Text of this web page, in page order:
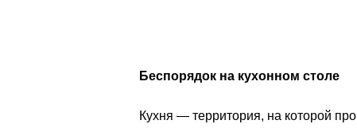
Беспорядок на кухонном столе
Кухня — территория, на которой